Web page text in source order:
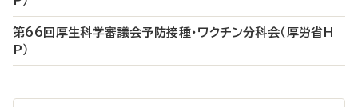
第66回厚生科学審議会予防接種・ワクチン分科会（厚労省H
P）